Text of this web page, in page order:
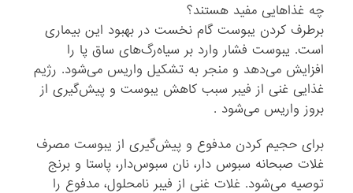
چه غذاهایی مفید هستند؟
برطرف کردن یبوست گام نخست در بهبود این بیماری
است. یبوست فشار وارد بر سیاه‌رگ‌های ساق پا را
افزایش می‌دهد و منجر به تشکیل واریس می‌شود. رژیم
غذایی غنی از فیبر سبب کاهش یبوست و پیش‌گیری از
بروز واریس می‌شود .
برای حجیم کردن مدفوع و پیش‌گیری از یبوست مصرف
غلات صبحانه سبوس دار، نان سبوس‌دار، ‌پاستا و برنج
توصیه می‌شود. غلات غنی از فیبر نامحلول، مدفوع را